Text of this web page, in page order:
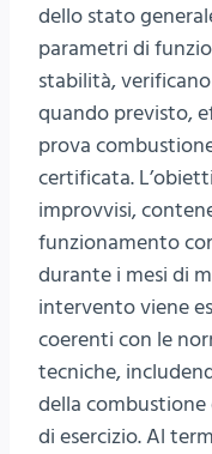
dello stato
parametri di
stabilità, verificano
quando previsto,
prova
certificata.
improvvisi,
funzionamento
durante i mesi di
intervento viene
coerenti con le
tecniche,
della
di esercizio. Al